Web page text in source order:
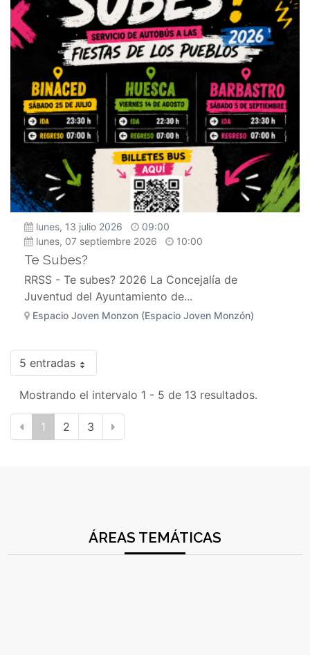
lunes, 13 julio 2026
09:00
lunes, 07 septiembre 2026
10:00
Te Subes?
RRSS - Te subes? 2026 La Concejalía de
Juventud del Ayuntamiento de...
Espacio Joven Monzon (Espacio Joven Monzón)
5 entradas
Mostrando el intervalo 1 - 5 de 13 resultados.
1 2 3
ÁREAS TEMÁTICAS